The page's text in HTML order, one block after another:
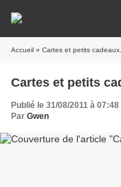
Accueil » Cartes et petits
Cartes et petits
Publié le 31/08/2011 à 07:48
Par Gwen